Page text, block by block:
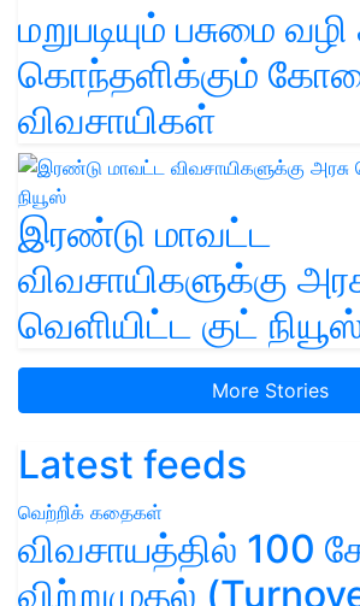
மறுபடியும் பசுமை
கொந்தளிக்கும்
விவசாயிகள்
இரண்டு மாவட்ட
விவசாயிகளுக்கு
வெளியிட்ட குட்
More Stories
Latest feeds
வெற்றிக் கதைகள்
விவசாயத்தில் 100
விற்றுமுதல்